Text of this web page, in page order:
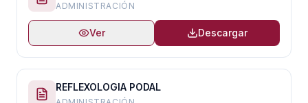
ADMINISTRACIÓN
Ver Descargar
REFLEXOLOGIA PODAL